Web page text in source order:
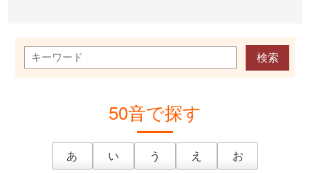
50音で探す
あ い う え
お